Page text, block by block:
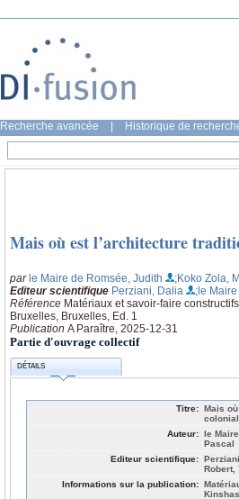
Recherche avancée Historique de
Mais où est l’architecture
parle Maire de Romsée, Judith ;Koko Zola,
Editeur scientifique Perziani, Dalia ;le
Référence Matériaux et savoir-faire
Bruxelles, Bruxelles, Ed. 1
Publication A Paraître, 2025-12-31
Partie d'ouvrage collectif
DÉTAILS
Titre: Mais
Auteur: le
Pascal
Editeur scientifique:
Robert,
Informations sur la publication: